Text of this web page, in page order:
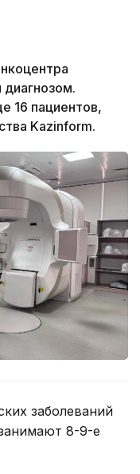
диагнозом.
16 пациентов,
Kazinform.
заболеваний
8-9-е